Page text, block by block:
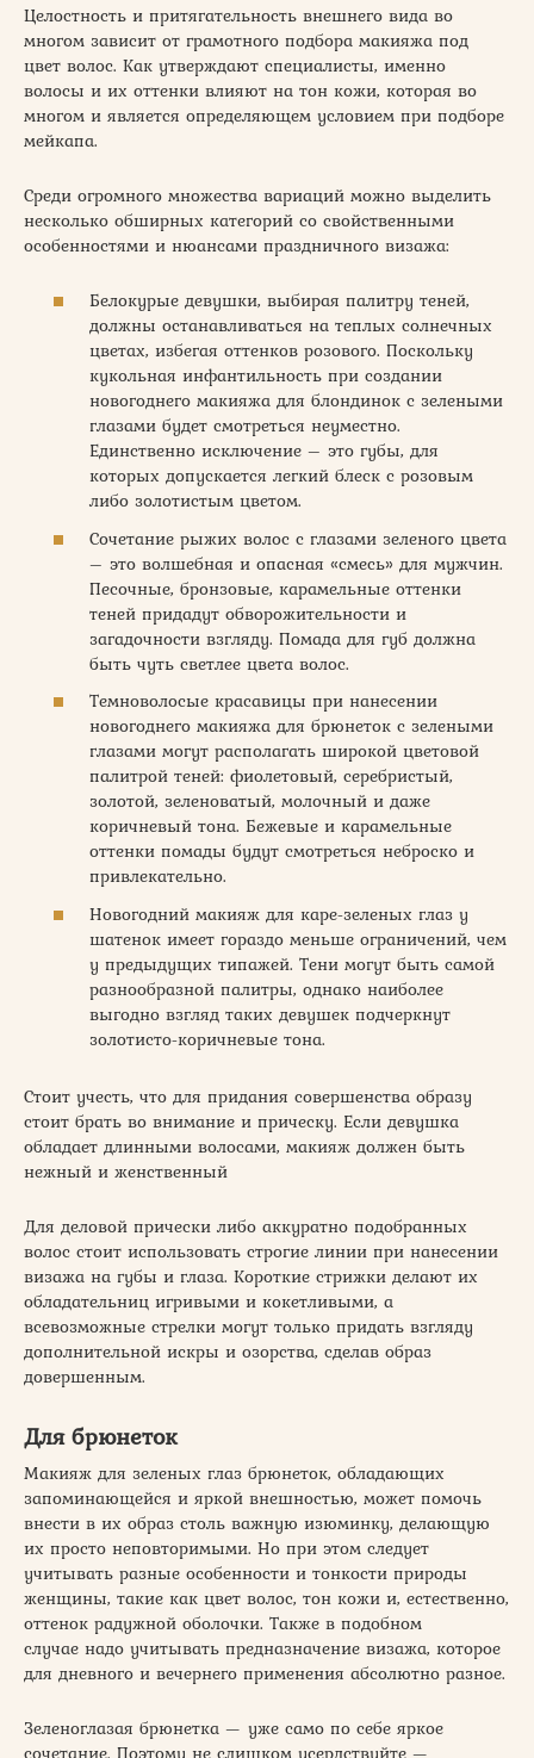
Целостность и притягательность внешнего вида во
многом зависит от грамотного подбора макияжа под
цвет волос. Как утверждают специалисты, именно
волосы и их оттенки влияют на тон кожи, которая во
многом и является определяющем условием при подборе
мейкапа.
Среди огромного множества вариаций можно выделить
несколько обширных категорий со свойственными
особенностями и нюансами праздничного визажа:
Белокурые девушки, выбирая палитру теней,
должны останавливаться на теплых солнечных
цветах, избегая оттенков розового. Поскольку
кукольная инфантильность при создании
новогоднего макияжа для блондинок с зелеными
глазами будет смотреться неуместно.
Единственно исключение – это губы, для
которых допускается легкий блеск с розовым
либо золотистым цветом.
Сочетание рыжих волос с глазами зеленого цвета
– это волшебная и опасная «смесь» для мужчин.
Песочные, бронзовые, карамельные оттенки
теней придадут обворожительности и
загадочности взгляду. Помада для губ должна
быть чуть светлее цвета волос.
Темноволосые красавицы при нанесении
новогоднего макияжа для брюнеток с зелеными
глазами могут располагать широкой цветовой
палитрой теней: фиолетовый, серебристый,
золотой, зеленоватый, молочный и даже
коричневый тона. Бежевые и карамельные
оттенки помады будут смотреться неброско и
привлекательно.
Новогодний макияж для каре-зеленых глаз у
шатенок имеет гораздо меньше ограничений, чем
у предыдущих типажей. Тени могут быть самой
разнообразной палитры, однако наиболее
выгодно взгляд таких девушек подчеркнут
золотисто-коричневые тона.
Стоит учесть, что для придания совершенства образу
стоит брать во внимание и прическу. Если девушка
обладает длинными волосами, макияж должен быть
нежный и женственный
Для деловой прически либо аккуратно подобранных
волос стоит использовать строгие линии при нанесении
визажа на губы и глаза. Короткие стрижки делают их
обладательниц игривыми и кокетливыми, а
всевозможные стрелки могут только придать взгляду
дополнительной искры и озорства, сделав образ
довершенным.
Для брюнеток
Макияж для зеленых глаз брюнеток, обладающих
запоминающейся и яркой внешностью, может помочь
внести в их образ столь важную изюминку, делающую
их просто неповторимыми. Но при этом следует
учитывать разные особенности и тонкости природы
женщины, такие как цвет волос, тон кожи и, естественно,
оттенок радужной оболочки. Также в подобном
случае надо учитывать предназначение визажа, которое
для дневного и вечернего применения абсолютно разное.
Зеленоглазая брюнетка — уже само по себе яркое